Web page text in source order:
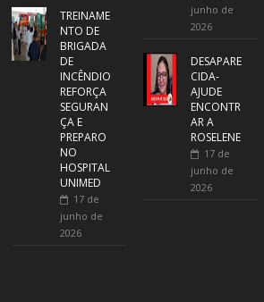
TREINAME
NTO DE
BRIGADA
DE
INCÊNDIO
REFORÇA
SEGURAN
ÇA E
PREPARO
NO
HOSPITAL
UNIMED
17 de
junho de
2026
junho de
2026
DESAPARE
CIDA-
AJUDE
ENCONTR
AR A
ROSELENE
17 de
junho de
2026